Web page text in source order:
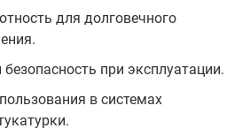
для долговечного
при эксплуатации.
в системах